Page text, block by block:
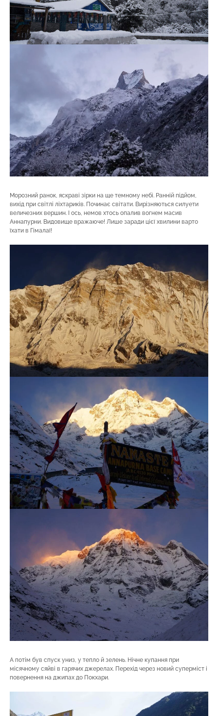
Морозний ранок, яскраві зірки на ще темному небі. Ранній підйом,
вихід при світлі ліхтариків. Починає світати. Вирізняються силуети
величезних вершин. І ось, немов хтось опалив вогнем масив
Аннапурни. Видовище вражаюче! Лише заради цієї хвилини варто
їхати в Гімалаї!
А потім був спуск униз, у тепло й зелень. Нічне купання при
місячному сяйві в гарячих джерелах. Перехід через новий суперміст і
повернення на джипах до Покхари.